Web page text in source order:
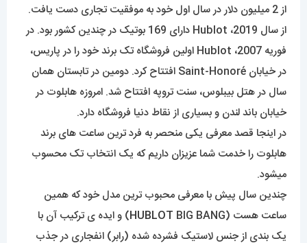
از 2 میلیون دلار در سال اول خود به موفقیت تجاری دست یافت.
از سال 2019، Hublot دارای 169 بوتیک در چندین کشور بود. در
فوریه 2007، Hublot اولین فروشگاه تک برند خود را در پاریس،
در خیابان Saint-Honoré افتتاح کرد. دومین در تابستان همان
سال در هتل بیبلوس، سنت تروپه افتتاح شد. امروزه هابلوت در
خیابان باند لندن و بسیاری از نقاط دنیا فروشگاه دارد.
در اینجا قصد معرفی یکی منحصر به فرد ترین ساعت های برند
هابلوت را خدمت شما عزیزان داریم که یک انتخاب تک محسوب
میشود.
چندین سال پیش با معرفی محبوب ترین مدل خود که همین
ساعت هست (
HUBLOTBIG BANG) و ایده ی ترکیب آن با
یک بندی از جنس لاستیک فشرده شده (رابر) انفجاری در جذب